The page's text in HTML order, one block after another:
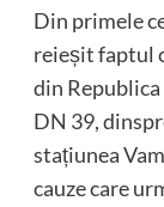
Din primele
reieșit faptul
din
DN 39,
stațiunea
cauze care